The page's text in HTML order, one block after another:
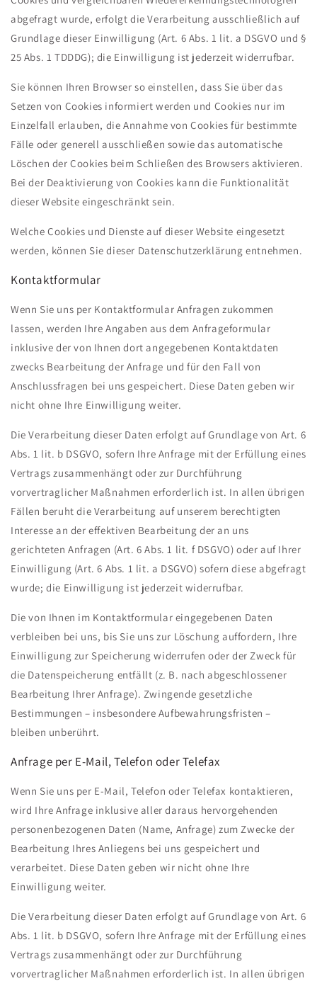
abgefragt wurde, erfolgt die Verarbeitung ausschließlich auf
Grundlage dieser Einwilligung (Art. 6 Abs. 1 lit. a DSGVO und §
25 Abs. 1 TDDDG); die Einwilligung ist jederzeit widerrufbar.
Sie können Ihren Browser so einstellen, dass Sie über das
Setzen von Cookies informiert werden und Cookies nur im
Einzelfall erlauben, die Annahme von Cookies für bestimmte
Fälle oder generell ausschließen sowie das automatische
Löschen der Cookies beim Schließen des Browsers aktivieren.
Bei der Deaktivierung von Cookies kann die Funktionalität
dieser Website eingeschränkt sein.
Welche Cookies und Dienste auf dieser Website eingesetzt
werden, können Sie dieser Datenschutzerklärung entnehmen.
Kontaktformular
Wenn Sie uns per Kontaktformular Anfragen zukommen
lassen, werden Ihre Angaben aus dem Anfrageformular
inklusive der von Ihnen dort angegebenen Kontaktdaten
zwecks Bearbeitung der Anfrage und für den Fall von
Anschlussfragen bei uns gespeichert. Diese Daten geben wir
nicht ohne Ihre Einwilligung weiter.
Die Verarbeitung dieser Daten erfolgt auf Grundlage von Art. 6
Abs. 1 lit. b DSGVO, sofern Ihre Anfrage mit der Erfüllung eines
Vertrags zusammenhängt oder zur Durchführung
vorvertraglicher Maßnahmen erforderlich ist. In allen übrigen
Fällen beruht die Verarbeitung auf unserem berechtigten
Interesse an der effektiven Bearbeitung der an uns
gerichteten Anfragen (Art. 6 Abs. 1 lit. f DSGVO) oder auf Ihrer
Einwilligung (Art. 6 Abs. 1 lit. a DSGVO) sofern diese abgefragt
wurde; die Einwilligung ist jederzeit widerrufbar.
Die von Ihnen im Kontaktformular eingegebenen Daten
verbleiben bei uns, bis Sie uns zur Löschung auffordern, Ihre
Einwilligung zur Speicherung widerrufen oder der Zweck für
die Datenspeicherung entfällt (z. B. nach abgeschlossener
Bearbeitung Ihrer Anfrage). Zwingende gesetzliche
Bestimmungen – insbesondere Aufbewahrungsfristen –
bleiben unberührt.
Anfrage per E-Mail, Telefon oder Telefax
Wenn Sie uns per E-Mail, Telefon oder Telefax kontaktieren,
wird Ihre Anfrage inklusive aller daraus hervorgehenden
personenbezogenen Daten (Name, Anfrage) zum Zwecke der
Bearbeitung Ihres Anliegens bei uns gespeichert und
verarbeitet. Diese Daten geben wir nicht ohne Ihre
Einwilligung weiter.
Die Verarbeitung dieser Daten erfolgt auf Grundlage von Art. 6
Abs. 1 lit. b DSGVO, sofern Ihre Anfrage mit der Erfüllung eines
Vertrags zusammenhängt oder zur Durchführung
vorvertraglicher Maßnahmen erforderlich ist. In allen übrigen